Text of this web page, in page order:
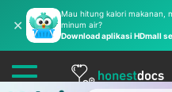
✕
Mau hitung kalori makanan,
minum air?
Download aplikasi HDmall